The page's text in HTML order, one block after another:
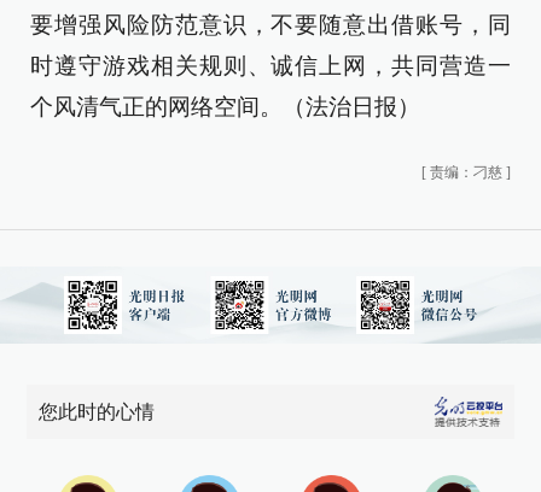
要增强风险防范意识，不要随意出借账号，同
时遵守游戏相关规则、诚信上网，共同营造一
个风清气正的网络空间。（法治日报）
[ 责编：刁慈 ]
您此时的心情